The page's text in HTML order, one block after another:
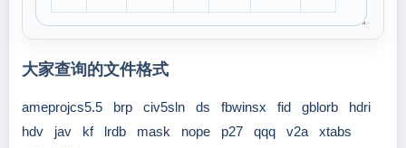
大家查询的文件格式
ameprojcs5.5 brp civ5sln ds fbwinsx fid gblorb
hdri
hdv
jav kf lrdb mask nope p27 qqq v2a
xtabs